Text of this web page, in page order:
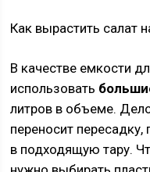
Как вырастить салат
В качестве емкости
использовать
литров в объеме.
переносит пересадку,
в подходящую тару.